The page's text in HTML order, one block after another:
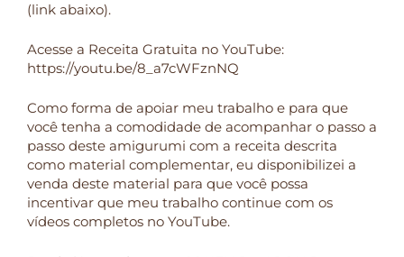
(link abaixo).
Acesse a Receita Gratuita no YouTube:
https://youtu.be/8_a7cWFznNQ
Como forma de apoiar meu trabalho e para que
você tenha a comodidade de acompanhar o passo a
passo deste amigurumi com a receita descrita
como material complementar, eu disponibilizei a
venda deste material para que você possa
incentivar que meu trabalho continue com os
vídeos completos no YouTube.